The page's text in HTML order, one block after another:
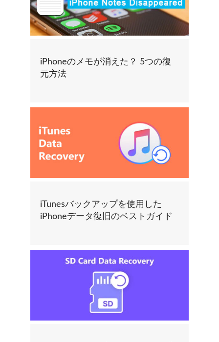
iPhoneのメモが消えた？ 5つの復
元方法
iTunesバックアップを使用した
iPhoneデータ復旧のベストガイド